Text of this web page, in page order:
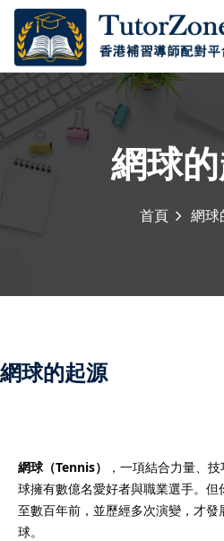
網球
首頁 網球
網球的起源
網球（Tennis）
，一項結合力量、
球擁有數億名愛好者與職業選手。
至數百年前，並歷經多次演變，才
球。
登錄